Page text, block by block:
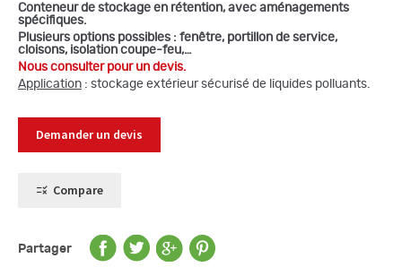
Conteneur de stockage en rétention, avec aménagements
spécifiques.
Plusieurs options possibles : fenêtre, portillon de service,
cloisons, isolation coupe-feu,…
Nous consulter pour un devis.
Application : stockage extérieur sécurisé de liquides polluants.
Demander un devis
Compare
Partager